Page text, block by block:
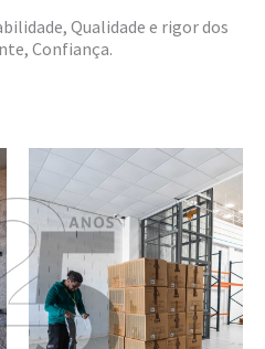
Qualidade e rigor dos
Confiança.